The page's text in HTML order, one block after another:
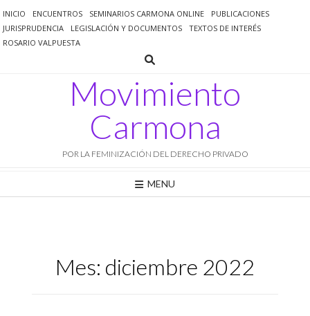
al
contenido
INICIO ENCUENTROS SEMINARIOS CARMONA ONLINE
PUBLICACIONES
JURISPRUDENCIA
LEGISLACIÓN Y DOCUMENTOS
TEXTOS DE INTERÉS
ROSARIO VALPUESTA
Movimiento
Carmona
POR LA FEMINIZACIÓN DEL DERECHO PRIVADO
MENU
Mes: diciembre 2022